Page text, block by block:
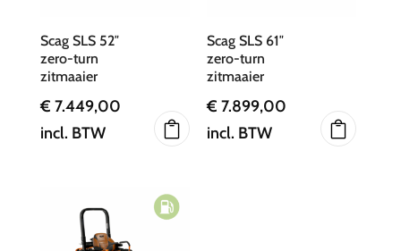
Scag SLS 52″
zero-turn
zitmaaier
€ 7.449,00
incl. BTW
Scag SLS 61″
zero-turn
zitmaaier
€ 7.899,00
incl. BTW